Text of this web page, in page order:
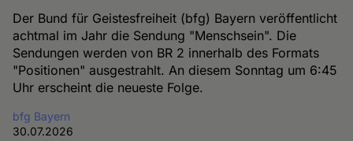
Der Bund für Geistesfreiheit (bfg) Bayern veröffentlicht
achtmal im Jahr die Sendung "Menschsein". Die
Sendungen werden von BR 2 innerhalb des Formats
"Positionen" ausgestrahlt. An diesem Sonntag um 6:45
Uhr erscheint die neueste Folge.
bfg Bayern
30.07.2026